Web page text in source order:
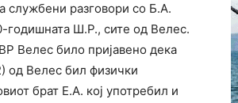
службени разговори со Б.А.
годишната Ш.Р., сите од Велес.
Велес било пријавено дека
од Велес бил физички
брат Е.А. кој употребил и